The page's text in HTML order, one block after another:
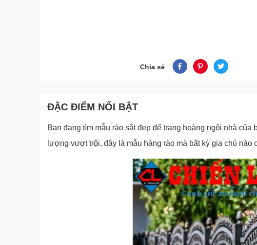
Chia sẻ
ĐẶC ĐIỂM NỔI BẬT
Bạn đang tìm mẫu rào sắt đẹp để trang hoàng ngôi nhà
lượng vượt trội, đây là mẫu hàng rào mà bất kỳ gia chủ nào